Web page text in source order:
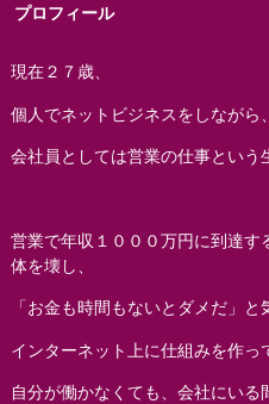
プロフィール
現在２７歳、
個人でネットビジネスをしながら、
会社員としては営業の仕事という
営業で年収１０００万円に到達
体を壊し、
「お金も時間もないとダメだ」と
インターネット上に仕組みを作っ
自分が働かなくても、会社にい